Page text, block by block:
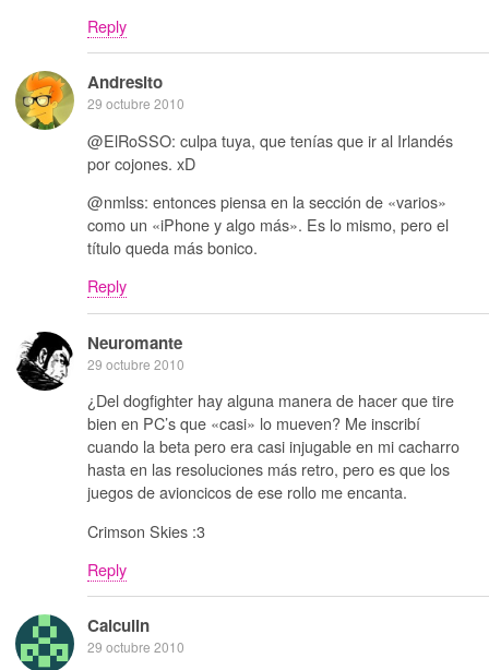
Reply
Andresito
29 octubre 2010
@ElRoSSO: culpa tuya, que tenías que ir al Irlandés
por cojones. xD
@nmlss: entonces piensa en la sección de «varios»
como un «iPhone y algo más». Es lo mismo, pero el
título queda más bonico.
Reply
Neuromante
29 octubre 2010
¿Del dogfighter hay alguna manera de hacer que tire
bien en PC’s que «casi» lo mueven? Me inscribí
cuando la beta pero era casi injugable en mi cacharro
hasta en las resoluciones más retro, pero es que los
juegos de avioncicos de ese rollo me encanta.
Crimson Skies :3
Reply
Calculin
29 octubre 2010